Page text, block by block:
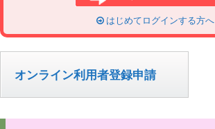
はじめてログインする方へ
オンライン利用者登録申請